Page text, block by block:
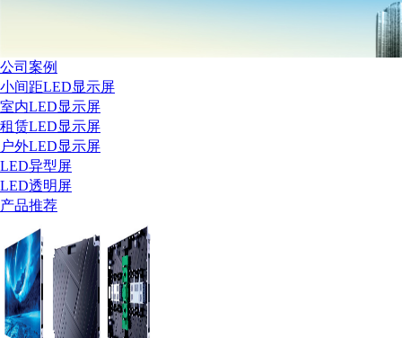
公司案例
小间距LED显示屏
室内LED显示屏
租赁LED显示屏
户外LED显示屏
LED异型屏
LED透明屏
产品推荐